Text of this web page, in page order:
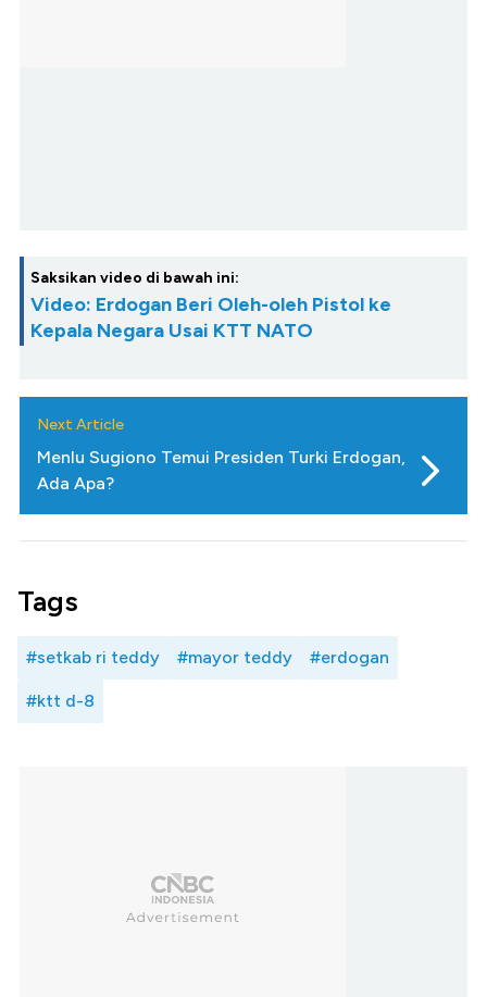
Saksikan video di bawah ini:
Video: Erdogan Beri Oleh-oleh Pistol ke
Kepala Negara Usai KTT NATO
Next Article
Menlu Sugiono Temui Presiden Turki Erdogan,
Ada Apa?
Tags
#setkab ri teddy #mayor teddy #erdogan
#ktt d-8